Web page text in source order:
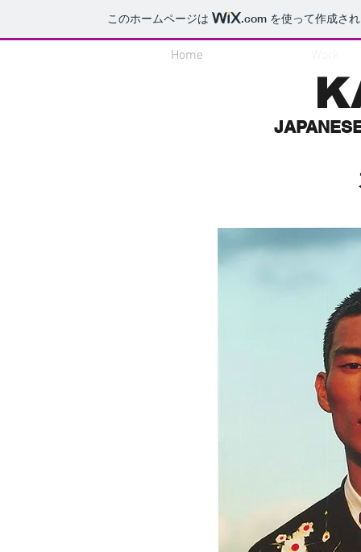
このホームページは .com を使って作成さ
Home